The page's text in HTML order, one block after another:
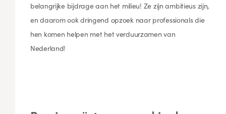
belangrijke bijdrage aan het milieu! Ze zijn ambitieus zijn,
en daarom ook dringend opzoek naar professionals die
hen komen helpen met het verduurzamen van
Nederland!